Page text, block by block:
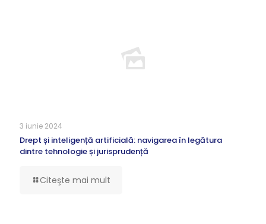
3 iunie 2024
Drept și inteligență artificială: navigarea în legătura
dintre tehnologie și jurisprudență
Citeşte mai mult